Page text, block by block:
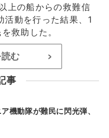
上の船からの救難信
活動を行った結果、1
救助した。
む >
事
機動隊が難民に閃光弾、